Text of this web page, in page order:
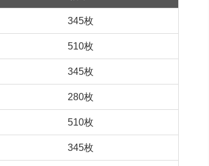
345枚
510枚
345枚
280枚
510枚
345枚